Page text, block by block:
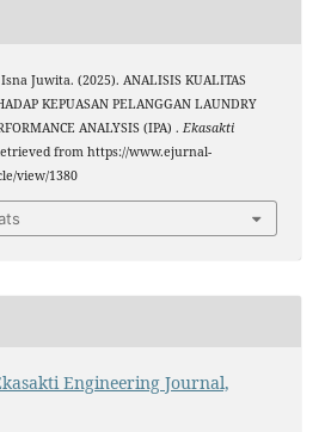
Juwita. (2025). ANALISIS KUALITAS
KEPUASAN PELANGGAN LAUNDRY
ANALYSIS (IPA) . Ekasakti
from https://www.ejurnal-
view/1380
Engineering Journal,